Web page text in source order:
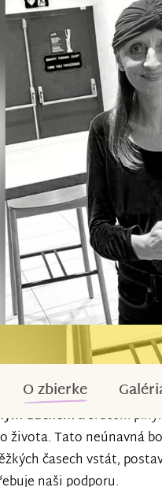
O zbierke
duchem a srdcem
života. Tato neúnavná
časech vstát,